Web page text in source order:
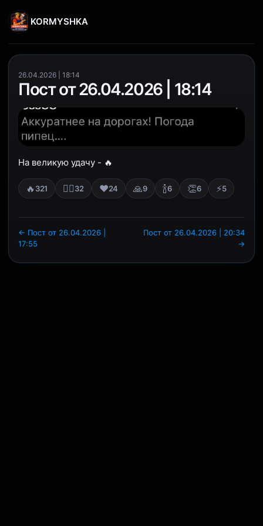
KORMYSHKA
26.04.2026 | 18:14
Пост от 26.04.2026 | 18:14
На великую удачу - 🔥
🔥 321 ❤‍🔥32 ❤️24 🙏9 🍾6 👏6 ⚡5
← Пост от 26.04.2026 |
17:55
Пост от 26.04.2026 | 20:34
→